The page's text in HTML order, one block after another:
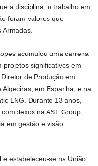
a disciplina, o trabalho em
foram valores que
Armadas.
acumulou uma carreira
projetos significativos em
de Produção em
em Espanha, e na
LNG. Durante 13 anos,
na AST Group,
em gestão e visão
e estabeleceu-se na União